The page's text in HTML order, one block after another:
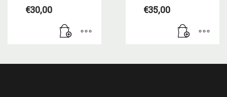
€30,00 €35,00